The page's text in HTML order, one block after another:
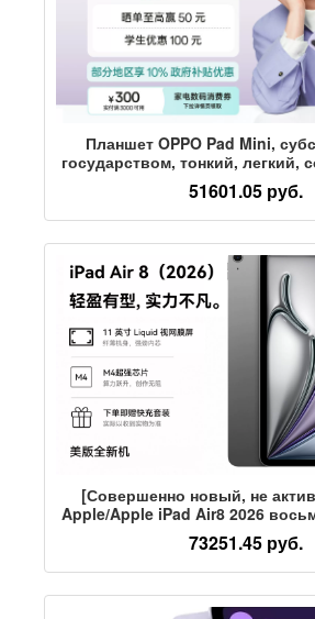
Планшет OPPO Pad Mini,
государством, тонкий, легкий,
временем автономной
освещением, защитой для
без сумки,
51601.05 руб.
[Совершенно новый, не
Apple/Apple iPad Air8 2026
с чипом M4 емкостью 256 ГБ,
планшетный компьютер,
устройства емкостью
73251.45 руб.